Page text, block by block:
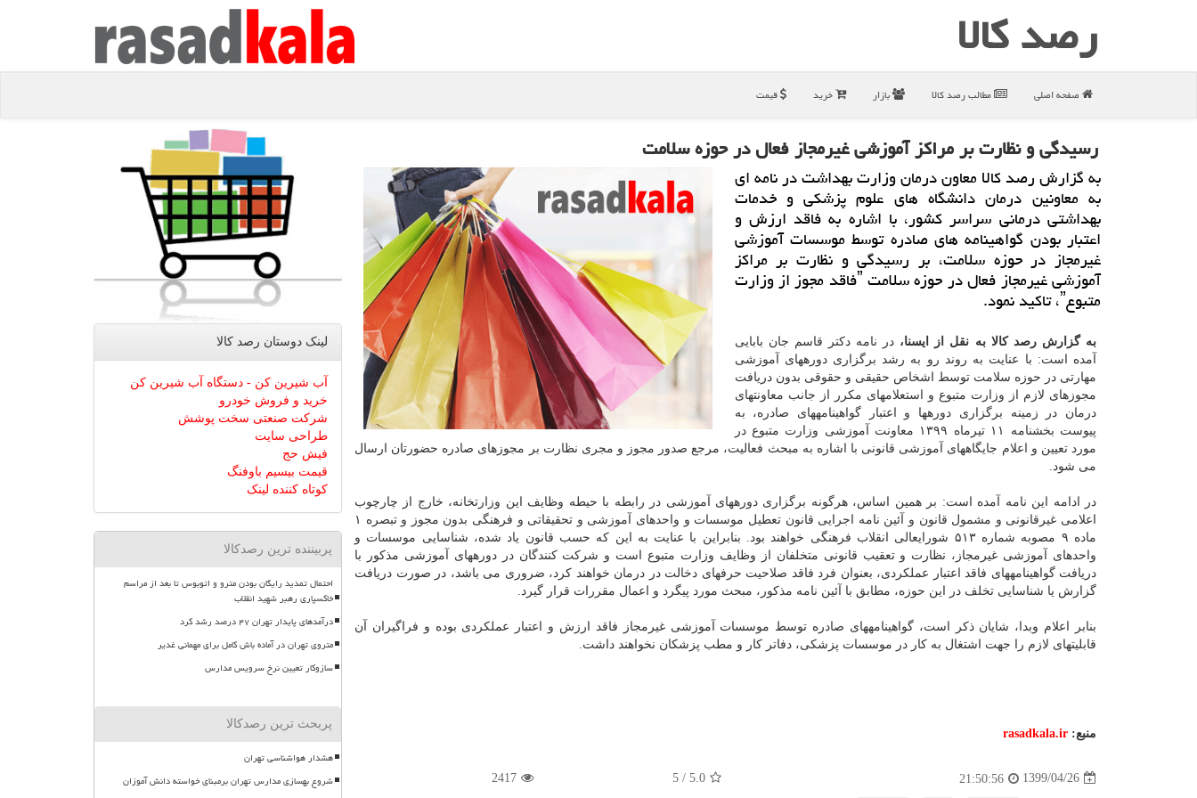
رصد كالا
صفحه اصلی مطالب رصد كالا بازار خرید قیمت
رسیدگی و نظارت بر مراكز آموزشی غیرمجاز فعال در حوزه سلامت
به گزارش رصد كالا معاون درمان وزارت بهداشت در نامه ای
به معاونین درمان دانشگاه های علوم پزشكی و خدمات
بهداشتی درمانی سراسر كشور، با اشاره به فاقد ارزش و
اعتبار بودن گواهینامه های صادره توسط موسسات آموزشی
غیرمجاز در حوزه سلامت، بر رسیدگی و نظارت بر مراكز
آموزشی غیرمجاز فعال در حوزه سلامت ˮفاقد مجوز از وزارت
متبوعˮ، تاكید نمود.
به گزارش رصد کالا به نقل از ایسنا، در نامه دکتر قاسم جان بابایی
آمده است: با عنایت به روند رو به رشد برگزاری دورههای آموزشی
مهارتی در حوزه سلامت توسط اشخاص حقیقی و حقوقی بدون دریافت
مجوزهای لازم از وزارت متبوع و استعلامهای مکرر از جانب معاونتهای
درمان در زمینه برگزاری دورهها و اعتبار گواهینامههای صادره، به
پیوست بخشنامه ۱۱ تیرماه ۱۳۹۹ معاونت آموزشی وزارت متبوع در
مورد تعیین و اعلام جایگاههای آموزشی قانونی با اشاره به مبحث فعالیت، مرجع صدور مجوز و مجری نظارت بر مجوزهای صادره حضورتان ارسال
می شود.
در ادامه این نامه آمده است: بر همین اساس، هرگونه برگزاری دورههای آموزشی در رابطه با حیطه وظایف این وزارتخانه، خارج از چارچوب
اعلامی غیرقانونی و مشمول قانون و آئین نامه اجرایی قانون تعطیل موسسات و واحدهای آموزشی و تحقیقاتی و فرهنگی بدون مجوز و تبصره ۱
ماده ۹ مصوبه شماره ۵۱۳ شورایعالی انقلاب فرهنگی خواهند بود. بنابراین با عنایت به این که حسب قانون یاد شده، شناسایی موسسات و
واحدهای آموزشی غیرمجاز، نظارت و تعقیب قانونی متخلفان از وظایف وزارت متبوع است و شرکت کنندگان در دورههای آموزشی مذکور با
دریافت گواهینامههای فاقد اعتبار عملکردی، بعنوان فرد فاقد صلاحیت حرفهای دخالت در درمان خواهند کرد، ضروری می باشد، در صورت دریافت
گزارش یا شناسایی تخلف در این حوزه، مطابق با آئین نامه مذکور، مبحث مورد پیگرد و اعمال مقررات قرار گیرد.
بنابر اعلام وبدا، شایان ذکر است، گواهینامههای صادره توسط موسسات آموزشی غیرمجاز فاقد ارزش و اعتبار عملکردی بوده و فراگیران آن
قابلیتهای لازم را جهت اشتغال به کار در موسسات پزشکی، دفاتر کار و مطب پزشکان نخواهند داشت.
منبع: rasadkala.ir
1399/04/26
21:50:56
5.0
/
5
2417
لینک دوستان رصد كالا
آب شیرین کن - دستگاه آب شیرین کن
خرید و فروش خودرو
شرکت صنعتی سخت پوشش
طراحی سایت
فیش حج
قیمت بیسیم باوفنگ
کوتاه کننده لینک
پربیننده ترین رصدکالا
احتمال تمدید رایگان بودن مترو و اتوبوس تا بعد از مراسم
خاکسپاری رهبر شهید انقلاب
درآمدهای پایدار تهران ۴۷ درصد رشد کرد
متروی تهران در آماده باش کامل برای مهمانی غدیر
سازوکار تعیین نرخ سرویس مدارس
پربحث ترین رصدکالا
هشدار هواشناسی تهران
شروع بهسازی مدارس تهران برمبنای خواسته دانش آموزان